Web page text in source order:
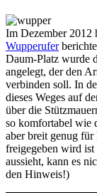
Im Dezember 2012
Wupperufer
Daum-Platz wurde
angelegt, der den
verbinden soll. In
dieses Weges auf
über die
so komfortabel wie
aber breit genug für
freigegeben wird
aussieht, kann es
den Hinweis!)